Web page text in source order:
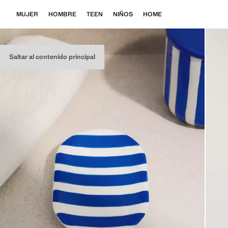
Saltar al contenido principal
MUJER HOMBRE TEEN NIÑOS HOME